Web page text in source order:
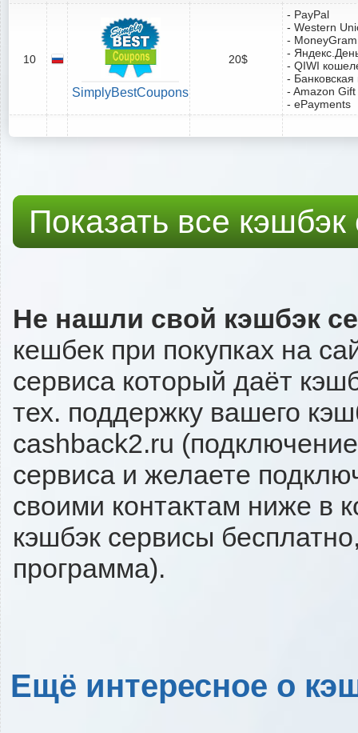
10
SimplyBestCoupons
20$
- PayPal
- Western
- MoneyGram
-
- QIWI
-
- Amazon
- ePayments
Показать все
Не нашли свой кэшбэк
кешбек при покупках на
сервиса который даёт
тех. поддержку вашего
cashback2.ru
сервиса и желаете
своими контактам ниже в
кэшбэк сервисы
программа).
Ещё интересное о